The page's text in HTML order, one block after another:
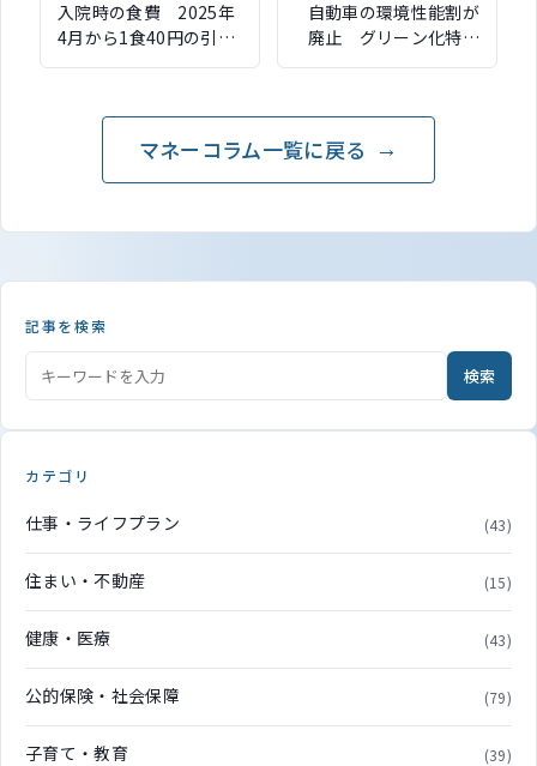
入院時の食費 2025年
4月から1食40円の引き
上げ検討 米価格など
自動車の環境性能割が
廃止 グリーン化特例
は延長へ 令和8年度税
マネーコラム一覧に戻る
記事を検索
検索
カテゴリ
仕事・ライフプラン (43)
住まい・不動産 (15)
健康・医療 (43)
公的保険・社会保障 (79)
子育て・教育 (39)